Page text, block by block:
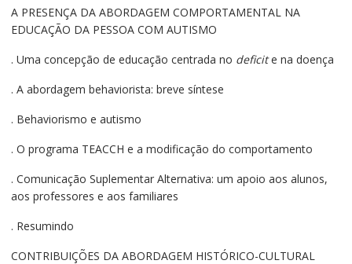
A PRESENÇA DA ABORDAGEM COMPORTAMENTAL NA
EDUCAÇÃO DA PESSOA COM AUTISMO
. Uma concepção de educação centrada no deficite na doença
. A abordagem behaviorista: breve síntese
. Behaviorismo e autismo
. O programa TEACCH e a modificação do comportamento
. Comunicação Suplementar Alternativa: um apoio aos alunos,
aos professores e aos familiares
. Resumindo
CONTRIBUIÇÕES DA ABORDAGEM HISTÓRICO-CULTURAL